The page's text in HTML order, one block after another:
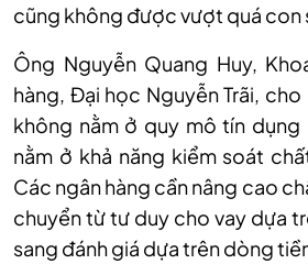
cũng không được vượt quá con
Ông Nguyễn Quang Huy,
hàng, Đại học Nguyễn Trãi,
không nằm ở quy mô tín
nằm ở khả năng kiểm soát
Các ngân hàng cần nâng cao
chuyển từ tư duy cho vay dựa
sang đánh giá dựa trên dòng